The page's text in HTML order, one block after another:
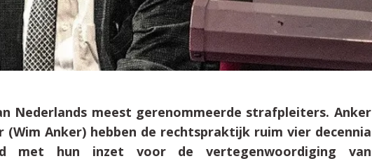
Nederlands meest gerenommeerde strafpleiters. Anker
(Wim Anker) hebben de rechtspraktijk ruim vier decennia
met hun inzet voor de vertegenwoordiging van